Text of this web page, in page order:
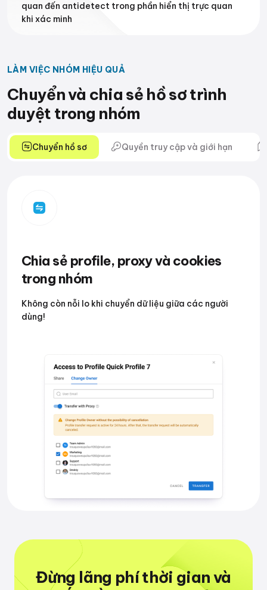
quan đến antidetect trong phần hiển thị trực quan
khi xác minh
LÀM VIỆC NHÓM HIỆU QUẢ
Chuyển và chia sẻ hồ sơ trình
duyệt trong nhóm
Chuyển hồ sơ Quyền truy cập và giới hạn
Chia sẻ profile, proxy và cookies
trong nhóm
Không còn nỗi lo khi chuyển dữ liệu giữa các người
dùng!
Đừng lãng phí thời gianvà